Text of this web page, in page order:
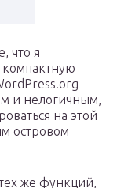
что я
компактную
и нелогичным,
на этой
островом
же функций,